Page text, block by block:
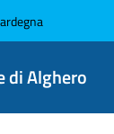
di Alghero